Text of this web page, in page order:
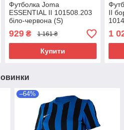
Футболка Joma
ESSENTIAL II 101508.203
біло-червона (S)
929₴ 1 161 ₴
Купити
II
1
–64%